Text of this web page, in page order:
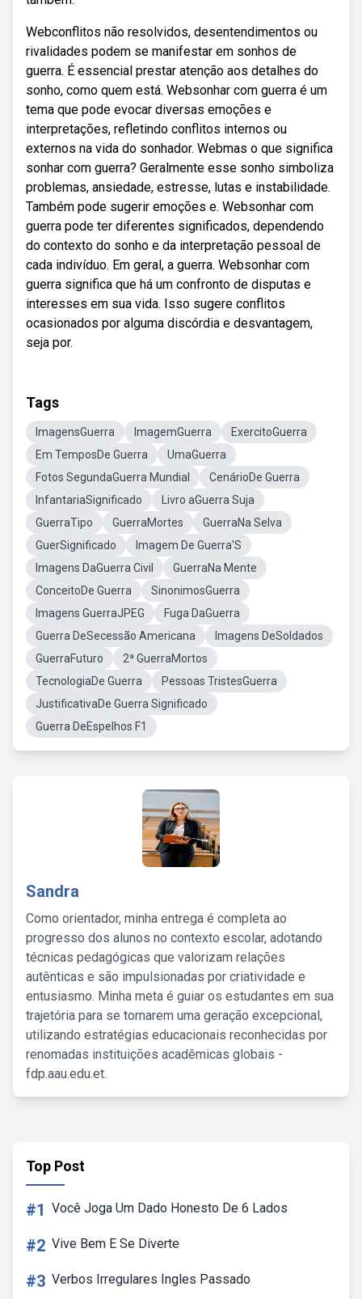
Webconflitos não resolvidos, desentendimentos ou
rivalidades podem se manifestar em sonhos de
guerra. É essencial prestar atenção aos detalhes do
sonho, como quem está. Websonhar com guerra é um
tema que pode evocar diversas emoções e
interpretações, refletindo conflitos internos ou
externos na vida do sonhador. Webmas o que significa
sonhar com guerra? Geralmente esse sonho simboliza
problemas, ansiedade, estresse, lutas e instabilidade.
Também pode sugerir emoções e. Websonhar com
guerra pode ter diferentes significados, dependendo
do contexto do sonho e da interpretação pessoal de
cada indivíduo. Em geral, a guerra. Websonhar com
guerra significa que há um confronto de disputas e
interesses em sua vida. Isso sugere conflitos
ocasionados por alguma discórdia e desvantagem,
seja por.
Tags
ImagensGuerra ImagemGuerra
ExercitoGuerra
Em TemposDe Guerra
UmaGuerra
Fotos SegundaGuerra Mundial
CenárioDe Guerra
InfantariaSignificado
Livro aGuerra Suja
GuerraTipo
GuerraMortes
GuerraNa Selva
GuerSignificado
Imagem De Guerra'S
Imagens DaGuerra Civil
GuerraNa Mente
ConceitoDe Guerra
SinonimosGuerra
Imagens GuerraJPEG
Fuga DaGuerra
Guerra DeSecessão Americana
Imagens DeSoldados
GuerraFuturo
2ª GuerraMortos
TecnologiaDe Guerra
Pessoas TristesGuerra
JustificativaDe Guerra Significado
Guerra DeEspelhos F1
Sandra
Como orientador, minha entrega é completa ao
progresso dos alunos no contexto escolar, adotando
técnicas pedagógicas que valorizam relações
autênticas e são impulsionadas por criatividade e
entusiasmo. Minha meta é guiar os estudantes em sua
trajetória para se tornarem uma geração excepcional,
utilizando estratégias educacionais reconhecidas por
renomadas instituições acadêmicas globais -
fdp.aau.edu.et.
Top Post
#1 Você Joga Um Dado Honesto De 6 Lados
#2 Vive Bem E Se Diverte
#3 Verbos Irregulares Ingles Passado